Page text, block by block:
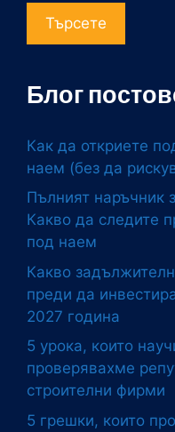
Търсете
Блог
Как да откриете
наем (без да
Пълният наръчник
Какво да следите
под наем
Какво
преди да
2027 година
5 урока, които
проверявахме
строителни фирми
5 грешки, които